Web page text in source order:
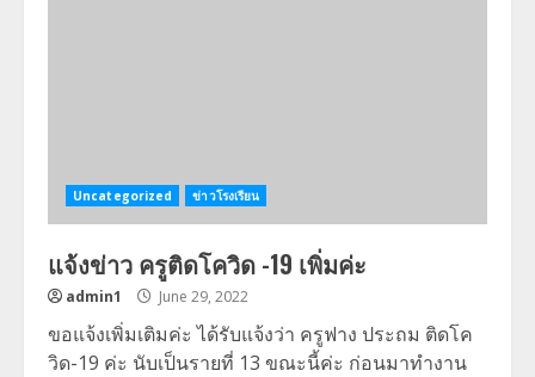
Uncategorized ข่าวโรงเรียน
แจ้งข่าว ครูติดโควิด -19 เพิ่มค่ะ
admin1 June 29, 2022
ขอแจ้งเพิ่มเติมค่ะ ได้รับแจ้งว่า ครูฟาง ประถม ติดโค
วิด-19 ค่ะ นับเป็นรายที่ 13 ขณะนี้ค่ะ ก่อนมาทำงาน